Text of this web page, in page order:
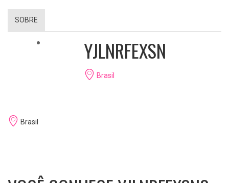
SOBRE
YJLNRFEXSN
Brasil
Brasil